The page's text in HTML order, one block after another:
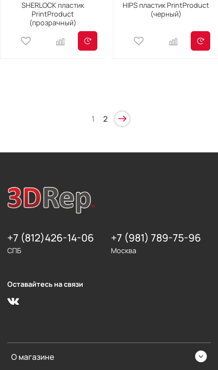
SHERLOCK пластик
PrintProduct
(прозрачный)
HIPS пластик PrintProduct
(черный)
1 2
О магазине
+7 (812)426-14-06
СПБ
+7 (981) 789-75-96
Москва
Оставайтесь на связи